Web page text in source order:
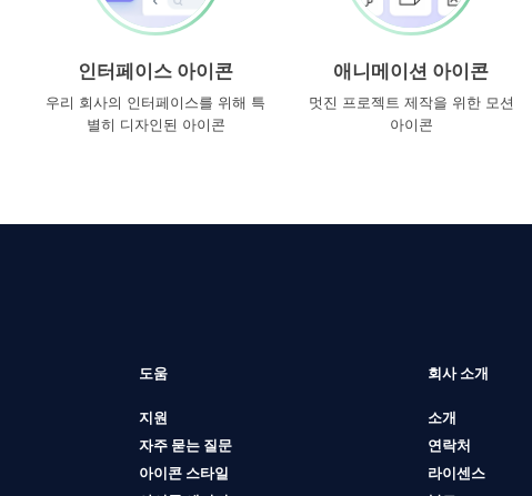
인터페이스 아이콘
우리 회사의 인터페이스를 위해 특
별히 디자인된 아이콘
애니메이션 아이콘
멋진 프로젝트 제작을 위한 모션
아이콘
도움
지원
자주 묻는 질문
아이콘 스타일
회사 소개
소개
연락처
라이센스